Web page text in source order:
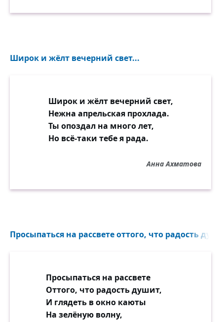
Широк и жёлт вечерний свет...
Широк и жёлт вечерний свет,
Нежна апрельская прохлада.
Ты опоздал на много лет,
Но всё-таки тебе я рада.
Анна Ахматова
Просыпаться на рассвете оттого, что радость
Просыпаться на рассвете
Оттого, что радость душит,
И глядеть в окно каюты
На зелёную волну,